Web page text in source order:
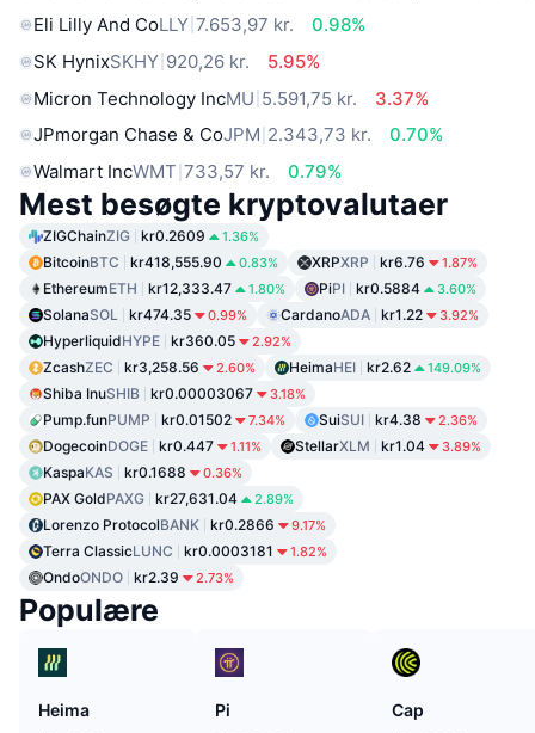
Eli Lilly And CoLLY 7.653,97 kr.
0.98%
SK HynixSKHY 920,26 kr.
5.95%
Micron Technology IncMU 5.591,75 kr.
3.37%
JPmorgan Chase & CoJPM 2.343,73 kr.
0.70%
Walmart IncWMT 733,57 kr. 0.79%
Mest besøgte kryptovalutaer
ZIGChainZIG kr0.2609 1.36%
BitcoinBTC kr418,555.90 0.83% XRPXRP kr6.76 1.87%
EthereumETH kr12,333.47 1.80% PiPI kr0.5884 3.60%
SolanaSOL kr474.35 0.99% CardanoADA kr1.22 3.92%
HyperliquidHYPE kr360.05 2.92%
ZcashZEC kr3,258.56 2.60% HeimaHEI kr2.62 149.09%
Shiba InuSHIB kr0.00003067 3.18%
Pump.funPUMP kr0.01502 7.34% SuiSUI kr4.38 2.36%
DogecoinDOGE kr0.447 1.11% StellarXLM kr1.04 3.89%
KaspaKAS kr0.1688 0.36%
PAX GoldPAXG kr27,631.04 2.89%
Lorenzo ProtocolBANK kr0.2866 9.17%
Terra ClassicLUNC kr0.0003181 1.82%
OndoONDO kr2.39 2.73%
Populære
Heima
Pi
Cap